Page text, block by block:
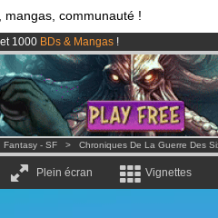
mangas, communauté !
et 1000 BDs & Mangas !
partir de3.95 eurospar mois !Clique ici
désormais lancé
Fantasy - SF > Chroniques De La Guerre Des
Plein écran Vignettes